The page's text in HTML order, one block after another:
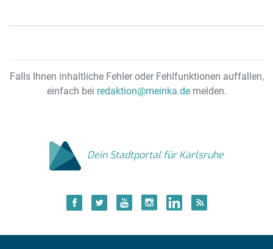
Falls Ihnen inhaltliche Fehler oder Fehlfunktionen auffallen,
einfach bei redaktion@meinka.demelden.
Dein Stadtportal für Karlsruhe